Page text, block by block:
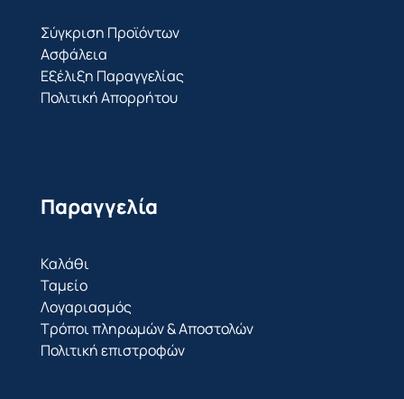
Σύγκριση Προϊόντων
Ασφάλεια
Εξέλιξη Παραγγελίας
Πολιτική Απορρήτου
Παραγγελία
Καλάθι
Ταμείο
Λογαριασμός
Τρόποι πληρωμών & Αποστολών
Πολιτική επιστροφών